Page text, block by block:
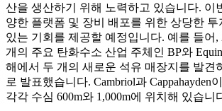
산을 생산하기 위해 노력하고 있습니다. 이
양한 플랫폼 및 장비 배포를 위한 상당한 투
있는 기회를 제공할 예정입니다. 예를 들어,
개의 주요 탄화수소 산업 주체인 BP와
해에서 두 개의 새로운 석유 매장지를 발견
로 발표했습니다. Cambriol과 Cappahayden
각각 수심 600m와 1,000m에 위치해 있습니